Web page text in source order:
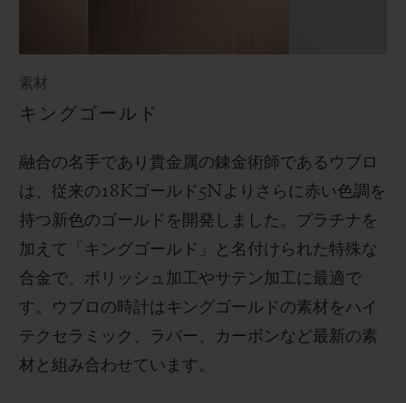
素材
キングゴールド
融合の名手であり貴金属の錬金術師であるウブロ
は、従来の18Kゴールド 5N よりさらに赤い色調を
持つ新色のゴールドを開発しました。プラチナを
加えて「キングゴールド」と名付けられた特殊な
合金で、ポリッシュ加工やサテン加工に最適で
す。 ウブロの時計はキングゴールドの素材をハイ
テクセラミック、ラバー、カーボンなど最新の素
材と組み合わせています。